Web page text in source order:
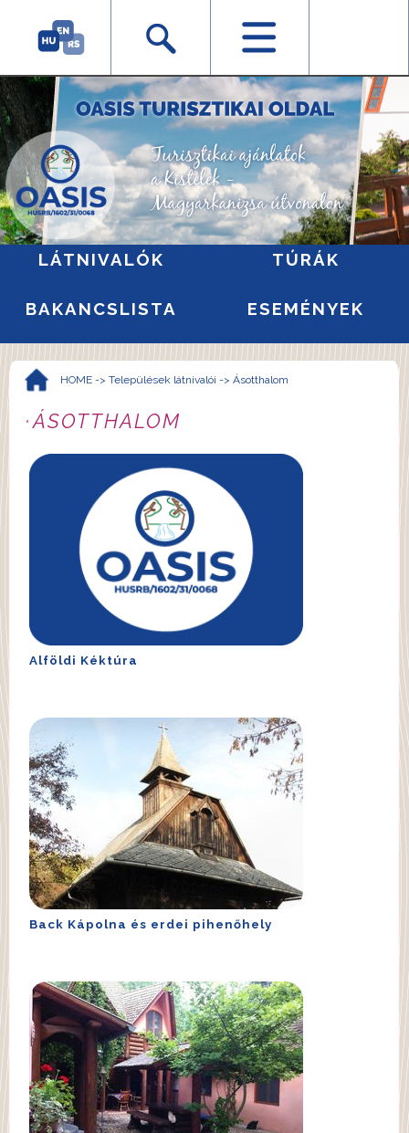
LÁTNIVALÓK TÚRÁK
BAKANCSLISTA ESEMÉNYEK
HOME-> Települések látnivalói -> Ásotthalom
ÁSOTTHALOM
Alföldi Kéktúra
Back Kápolna és erdei pihenőhely